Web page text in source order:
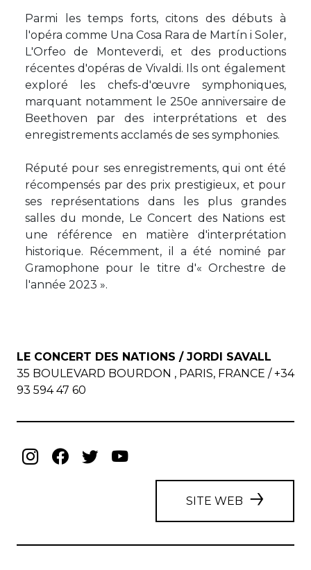
Parmi les temps forts, citons des débuts à
l'opéra comme Una Cosa Rara de Martín i Soler,
L'Orfeo de Monteverdi, et des productions
récentes d'opéras de Vivaldi. Ils ont également
exploré les chefs-d'œuvre symphoniques,
marquant notamment le 250e anniversaire de
Beethoven par des interprétations et des
enregistrements acclamés de ses symphonies.
Réputé pour ses enregistrements, qui ont été
récompensés par des prix prestigieux, et pour
ses représentations dans les plus grandes
salles du monde, Le Concert des Nations est
une référence en matière d'interprétation
historique. Récemment, il a été nominé par
Gramophone pour le titre d'« Orchestre de
l'année 2023 ».
LE CONCERT DES NATIONS / JORDI SAVALL
35 BOULEVARD BOURDON , PARIS, FRANCE / +34
93 594 47 60
SITE WEB